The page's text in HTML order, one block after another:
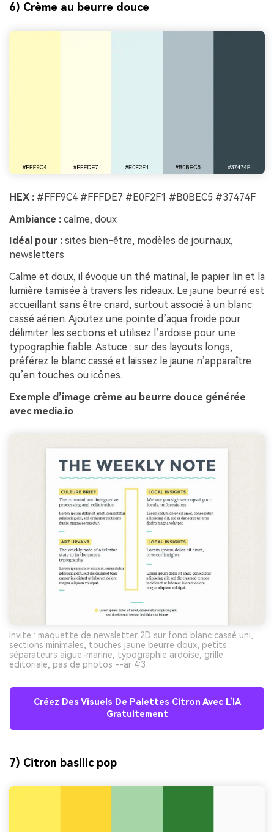
6) Crème au beurre douce
HEX : #FFF9C4 #FFFDE7 #E0F2F1 #B0BEC5 #37474F
Ambiance : calme, doux
Idéal pour : sites bien-être, modèles de journaux,
newsletters
Calme et doux, il évoque un thé matinal, le papier lin et la
lumière tamisée à travers les rideaux. Le jaune beurré est
accueillant sans être criard, surtout associé à un blanc
cassé aérien. Ajoutez une pointe d’aqua froide pour
délimiter les sections et utilisez l’ardoise pour une
typographie fiable. Astuce : sur des layouts longs,
préférez le blanc cassé et laissez le jaune n’apparaître
qu’en touches ou icônes.
Exemple d’image crème au beurre douce générée
avec media.io
Invite : maquette de newsletter 2D sur fond blanc cassé uni,
sections minimales, touches jaune beurre doux, petits
séparateurs aigue-marine, typographie ardoise, grille
éditoriale, pas de photos --ar 4:3
Créez Des Visuels De Palettes Citron Avec L’IA
Gratuitement
7) Citron basilic pop